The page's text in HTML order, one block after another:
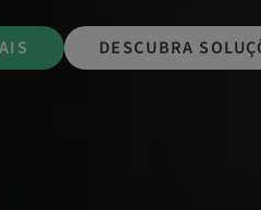
DESCUBRA